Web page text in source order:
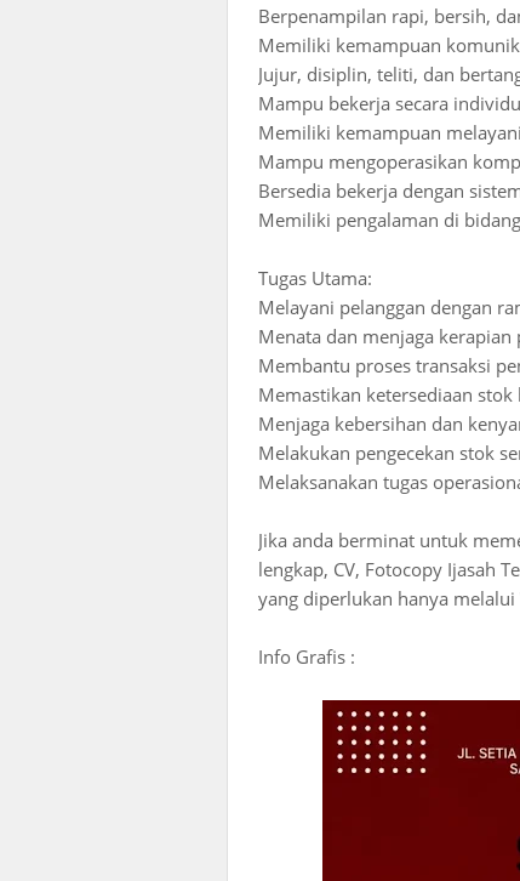
Berpenampilan rapi, bersih,
Memiliki kemampuan
Jujur, disiplin, teliti, dan
Mampu bekerja secara
Memiliki kemampuan
Mampu mengoperasikan
Bersedia bekerja dengan
Memiliki pengalaman di
Tugas Utama:
Melayani pelanggan dengan
Menata dan menjaga
Membantu proses transaksi
Memastikan ketersediaan
Menjaga kebersihan dan
Melakukan pengecekan stok
Melaksanakan tugas
Jika anda berminat untuk
lengkap, CV, Fotocopy Ijasah
yang diperlukan hanya melalui
Info Grafis :